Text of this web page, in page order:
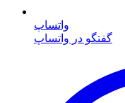
واتساپ
گفتگو در واتساپ